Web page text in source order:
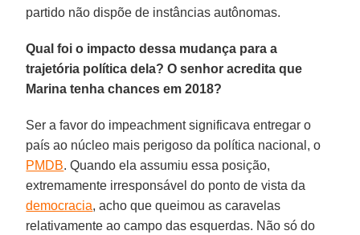
partido não dispõe de instâncias autônomas.
Qual foi o impacto dessa mudança para a
trajetória política dela? O senhor acredita que
Marina tenha chances em 2018?
Ser a favor do impeachment significava entregar o
país ao núcleo mais perigoso da política nacional, o
PMDB. Quando ela assumiu essa posição,
extremamente irresponsável do ponto de vista da
democracia, acho que queimou as caravelas
relativamente ao campo das esquerdas. Não só do